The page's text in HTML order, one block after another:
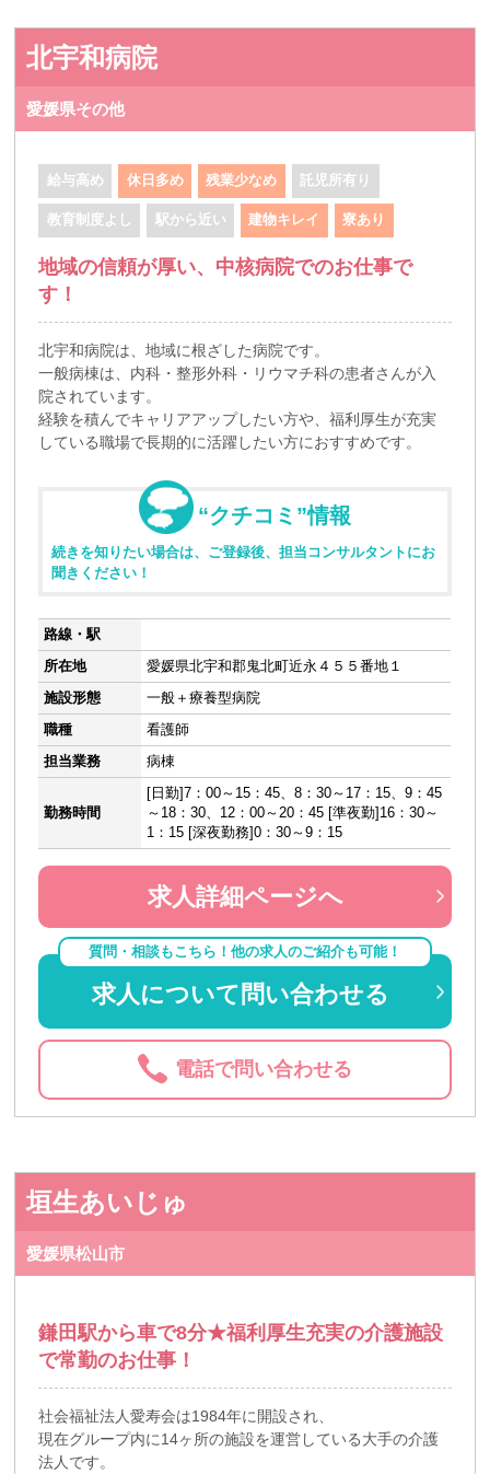
北宇和病院
愛媛県その他
給与高め 休日多め 残業少なめ 託児所有り
教育制度よし 駅から近い 建物キレイ 寮あり
地域の信頼が厚い、中核病院でのお仕事で
す！
北宇和病院は、地域に根ざした病院です。
一般病棟は、内科・整形外科・リウマチ科の患者さんが入
院されています。
経験を積んでキャリアアップしたい方や、福利厚生が充実
している職場で長期的に活躍したい方におすすめです。
“クチコミ”情報
続きを知りたい場合は、ご登録後、担当コンサルタントにお
聞きください！
路線・駅
所在地
愛媛県北宇和郡鬼北町近永４５５番地１
施設形態
一般＋療養型病院
職種
看護師
担当業務
病棟
勤務時間
[日勤]7：00～15：45、8：30～17：15、9：45
～18：30、12：00～20：45 [準夜勤]16：30～
1：15 [深夜勤務]0：30～9：15
求人詳細ページへ
質問・相談もこちら！他の求人のご紹介も可能！
求人について問い合わせる
電話で問い合わせる
垣生あいじゅ
愛媛県松山市
鎌田駅から車で8分★福利厚生充実の介護施設
で常勤のお仕事！
社会福祉法人愛寿会は1984年に開設され、
現在グループ内に14ヶ所の施設を運営している大手の介護
法人です。